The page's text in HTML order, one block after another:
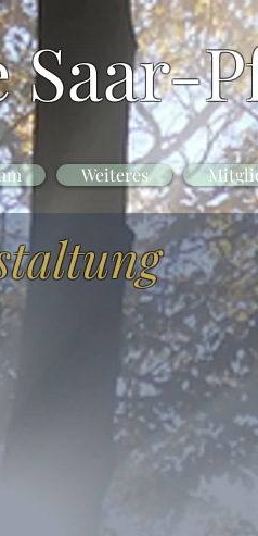
Weiteres